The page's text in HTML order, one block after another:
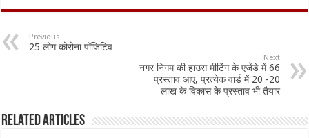
e
b
o
at
sA
p
ai ar
Previous
25 लोग कोरोना पॉजिटिव
Next
नगर निगम की हाउस मीटिंग के एजेंडे में 66
प्रस्ताव आए, प्रत्येक वार्ड में 20 -20
लाख के विकास के प्रस्ताव भी तैयार
Related Articles